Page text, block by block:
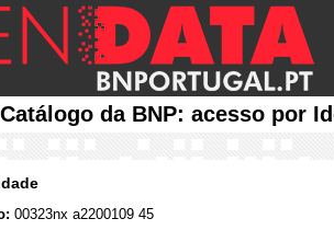
Catálogo da BNP: acesso por
00323nx a2200109 45